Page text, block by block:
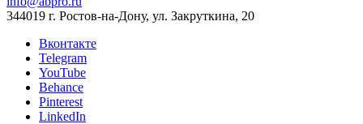
344019 г. Ростов-на-Дону, ул. Закруткина, 20
Вконтакте
Telegram
YouTube
Behance
Pinterest
LinkedIn